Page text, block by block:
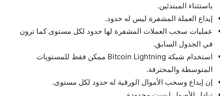
باستثناء المبتدئين.
إيداع العملة المشفرة ليس له حدود.
عمليات سحب العملات المشفرة لها حدود لكل مستوى كما ترون
في الجدول السابق.
استخدام شبكة Bitcoin Lightning ممكن فقط للمستويات
المتوسطة والمحترفة.
إن إيداع وسحب الأموال الورقية له حدود لكل مستوى.